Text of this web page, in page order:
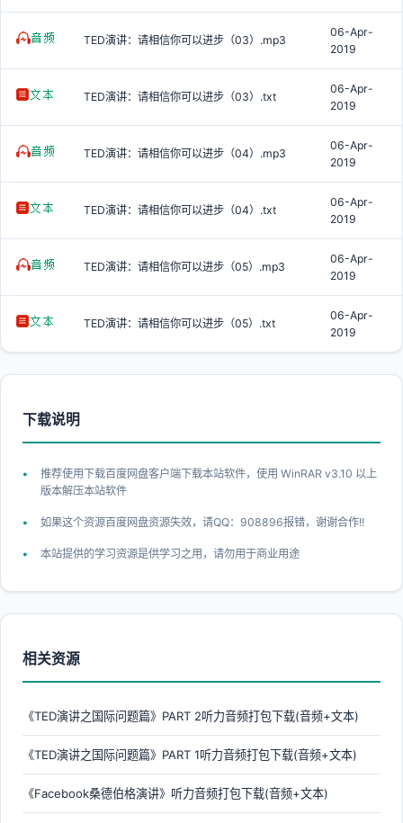
TED演讲：请相信你可以进步（03）.mp3
06-Apr-
2019
TED演讲：请相信你可以进步（03）.txt
06-Apr-
2019
TED演讲：请相信你可以进步（04）.mp3
06-Apr-
2019
TED演讲：请相信你可以进步（04）.txt
06-Apr-
2019
TED演讲：请相信你可以进步（05）.mp3
06-Apr-
2019
TED演讲：请相信你可以进步（05）.txt
06-Apr-
2019
下载说明
推荐使用下载百度网盘客户端下载本站软件，使用 WinRAR v3.10 以上
版本解压本站软件
如果这个资源百度网盘资源失效，请QQ：908896报错，谢谢合作!!
本站提供的学习资源是供学习之用，请勿用于商业用途
相关资源
《TED演讲之国际问题篇》PART 2听力音频打包下载(音频+文本)
《TED演讲之国际问题篇》PART 1听力音频打包下载(音频+文本)
《Facebook桑德伯格演讲》听力音频打包下载(音频+文本)